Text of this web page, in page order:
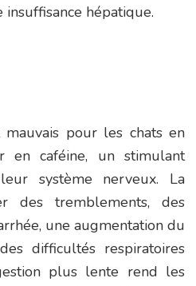
hépatique.
pour les chats en
en caféine, un stimulant
système nerveux. La
des tremblements, des
une augmentation du
difficultés respiratoires
plus lente rend les